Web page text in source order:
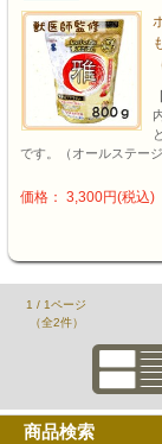
です。（オールステージ
価格： 3,300円(税込)
1 / 1ページ
（全2件）
商品検索